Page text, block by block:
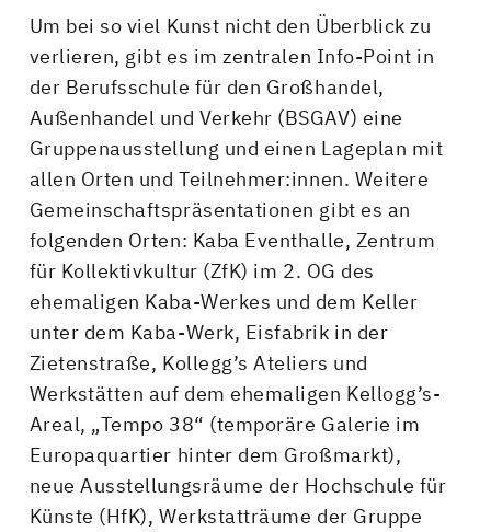
Um bei so viel Kunst nicht den Überblick zu
verlieren, gibt es im zentralen Info-Point in
der Berufsschule für den Großhandel,
Außenhandel und Verkehr (BSGAV) eine
Gruppenausstellung und einen Lageplan mit
allen Orten und Teilnehmer:innen. Weitere
Gemeinschaftspräsentationen gibt es an
folgenden Orten: Kaba Eventhalle, Zentrum
für Kollektivkultur (ZfK) im 2. OG des
ehemaligen Kaba-Werkes und dem Keller
unter dem Kaba-Werk, Eisfabrik in der
Zietenstraße, Kollegg’s Ateliers und
Werkstätten auf dem ehemaligen Kellogg’s-
Areal, „Tempo 38“ (temporäre Galerie im
Europaquartier hinter dem Großmarkt),
neue Ausstellungsräume der Hochschule für
Künste (HfK), Werkstatträume der Gruppe